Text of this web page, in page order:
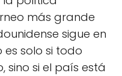
más grande
sigue en
es solo si todo
sino si el país está